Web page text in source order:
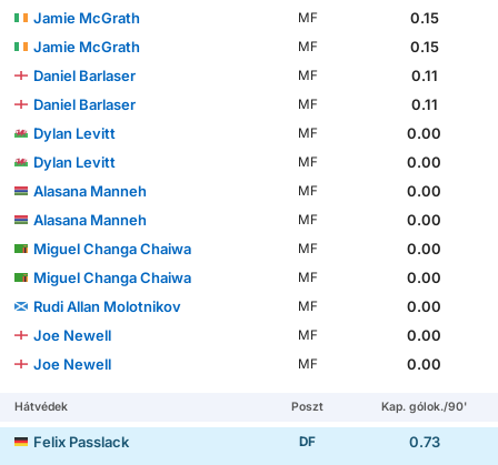
Jamie McGrath
MF
0.15
Jamie McGrath
MF
0.15
Daniel Barlaser
MF
0.11
Daniel Barlaser
MF
0.11
Dylan Levitt
MF
0.00
Dylan Levitt
MF
0.00
Alasana Manneh
MF
0.00
Alasana Manneh
MF
0.00
Miguel Changa Chaiwa
MF
0.00
Miguel Changa Chaiwa
MF
0.00
Rudi Allan Molotnikov
MF
0.00
Joe Newell
MF
0.00
Joe Newell
MF 0.00
Hátvédek Poszt Kap. gólok./90'
Felix Passlack DF
0.73